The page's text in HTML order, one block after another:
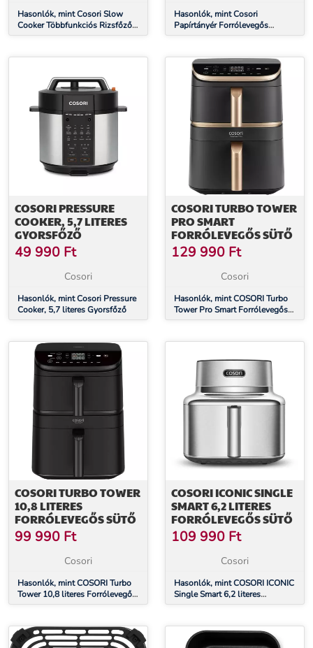
Hasonlók, mint Cosori Slow
Cooker Többfunkciós Rizsfőző
(Fekete)
Hasonlók, mint Cosori
Papírtányér Forrólevegős
Sütőhöz 100db CLR-R601-NEU
COSORI PRESSURE
COOKER, 5,7 LITERES
GYORSFŐZŐ
49 990 Ft
Cosori
Hasonlók, mint Cosori Pressure
Cooker, 5,7 literes Gyorsfőző
COSORI TURBO TOWER
PRO SMART
FORRÓLEVEGŐS SÜTŐ
129 990 Ft
Cosori
Hasonlók, mint COSORI Turbo
Tower Pro Smart Forrólevegős
Sütő
COSORI TURBO TOWER
10,8 LITERES
FORRÓLEVEGŐS SÜTŐ
99 990 Ft
Cosori
Hasonlók, mint COSORI Turbo
Tower 10,8 literes Forrólevegős
Sütő
COSORI ICONIC SINGLE
SMART 6,2 LITERES
FORRÓLEVEGŐS SÜTŐ
109 990 Ft
Cosori
Hasonlók, mint COSORI ICONIC
Single Smart 6,2 literes
forrólevegős sütő